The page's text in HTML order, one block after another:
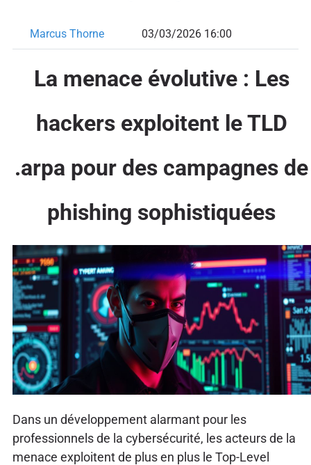
Marcus Thorne 03/03/2026 16:00
La menace évolutive : Les
hackers exploitent le TLD
.arpa pour des campagnes de
phishing sophistiquées
Dans un développement alarmant pour les
professionnels de la cybersécurité, les acteurs de la
menace exploitent de plus en plus le Top-Level